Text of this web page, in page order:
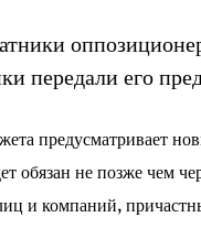
передали его
предусматривает
обязан не позже чем
и компаний,